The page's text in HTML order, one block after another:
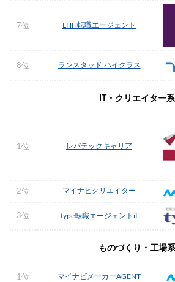
7位 LHH転職エージェント
8位 ランスタッド ハイクラス
IT・クリエイター系
1位 レバテックキャリア
2位 マイナビクリエイター
3位 type転職エージェントit
ものづくり・工場系
1位 マイナビメーカーAGENT